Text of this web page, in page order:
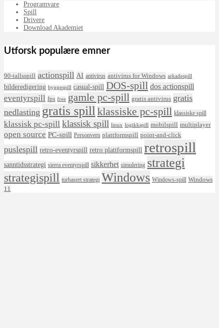
Programvare
Spill
Drivere
Download Akademiet
Utforsk populære emner
90-tallsspill actionspill AI antivirus antivirus for Windows arkadespill
bilderedigering byggespill casual-spill DOS-spill dos actionspill
eventyrspill fps free gamle pc-spill gratis antivirus gratis
nedlasting gratis spill klassiske pc-spill klassiske spill
klassisk pc-spill klassisk spill linux logikkspill mobilspill multiplayer
open source PC-spill Personvern plattformspill point-and-click
puslespill retro-eventyrspill retro plattformspill retrospill
sanntidsstrategi sierra eventyrspill sikkerhet simulering strategi
strategispill turbasert strategi Windows Windows-spill Windows
11